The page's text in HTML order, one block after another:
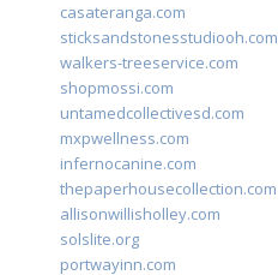
casateranga.com
sticksandstonesstudiooh.com
walkers-treeservice.com
shopmossi.com
untamedcollectivesd.com
mxpwellness.com
infernocanine.com
thepaperhousecollection.com
allisonwillisholley.com
solslite.org
portwayinn.com